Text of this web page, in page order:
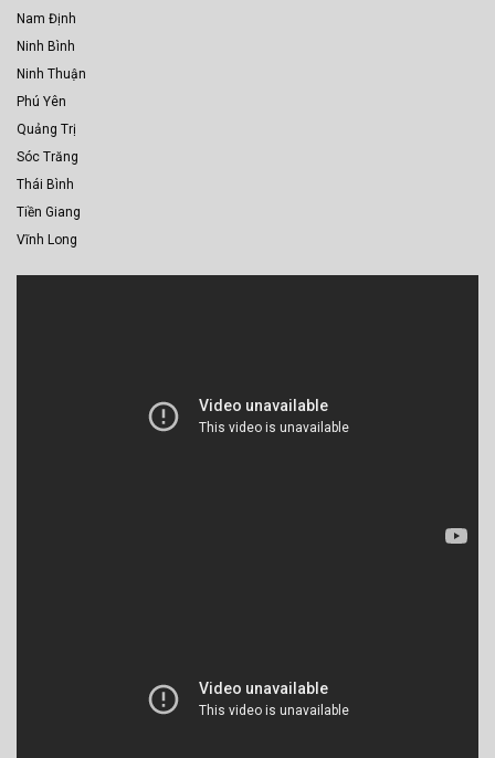
Nam Định
Ninh Bình
Ninh Thuận
Phú Yên
Quảng Trị
Sóc Trăng
Thái Bình
Tiền Giang
Vĩnh Long